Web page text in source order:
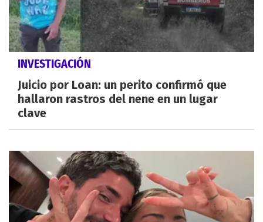
INVESTIGACIÓN
Juicio por Loan: un perito confirmó que
hallaron rastros del nene en un lugar
clave